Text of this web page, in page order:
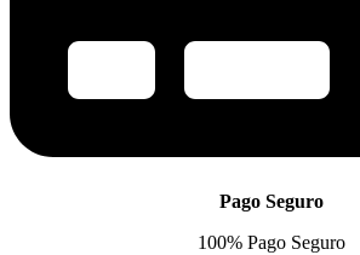
Pago Seguro
100% Pago Seguro